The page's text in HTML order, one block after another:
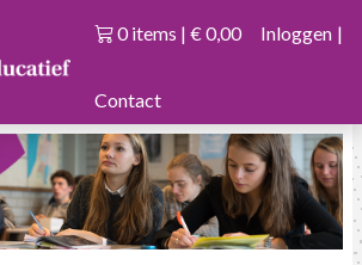
0 items | € 0,00 Inloggen |
Contact